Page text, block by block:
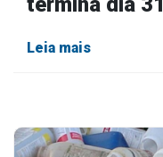
Leia mais